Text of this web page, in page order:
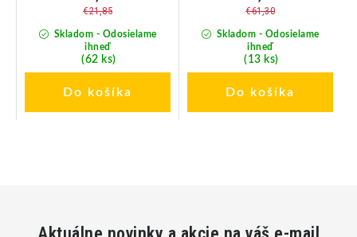
Skladom - Odosielame
ihneď
(62 ks)
€21,85
Do košíka
Skladom - Odosielame
ihneď
(13 ks)
€61,30
Do košíka